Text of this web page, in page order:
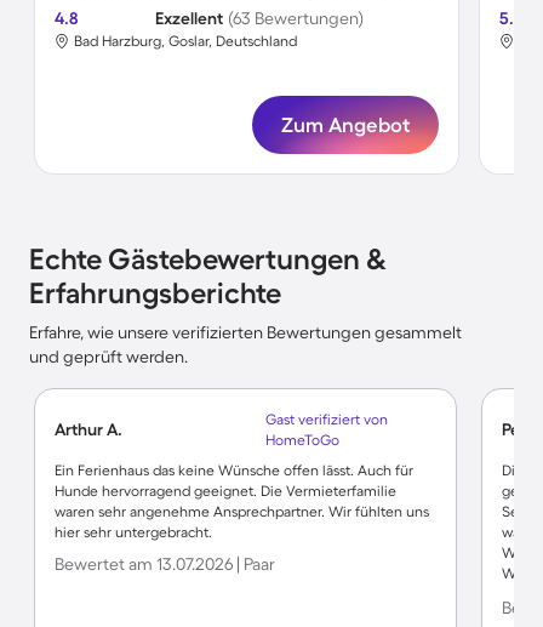
4.8 Exzellent (63 Bewertungen)
Bad Harzburg, Goslar, Deutschland
Zum Angebot
5.0
Echte Gästebewertungen &
Erfahrungsberichte
Erfahre, wie unsere verifizierten Bewertungen gesammelt
und geprüft werden.
Arthur A.
Gast verifiziert von
HomeToGo
Ein Ferienhaus das keine Wünsche offen lässt. Auch für
Hunde hervorragend geeignet. Die Vermieterfamilie
waren sehr angenehme Ansprechpartner. Wir fühlten uns
hier sehr untergebracht.
Bewertet am 13.07.2026 | Paar
Die
Sehr